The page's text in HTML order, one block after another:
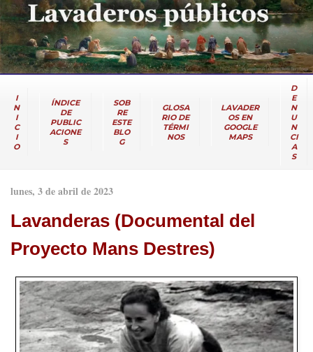
I
N
I
C
I
O
ÍNDICE
DE
PUBLIC
ACIONE
S
SOB
RE
ESTE
BLO
G
GLOSA
RIO DE
TÉRMI
NOS
LAVADER
OS EN
GOOGLE
MAPS
D
E
N
U
N
CI
A
S
lunes, 3 de abril de 2023
Lavanderas (Documental del
Proyecto Mans Destres)